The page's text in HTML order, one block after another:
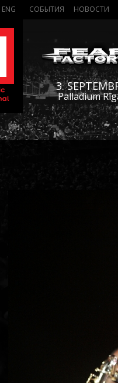
ENG СОБЫТИЯ НОВОСТИ
3.
Palladium